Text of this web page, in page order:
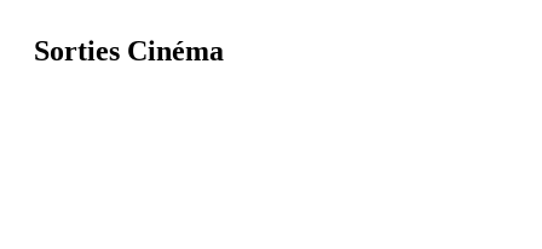
Sorties Cinéma